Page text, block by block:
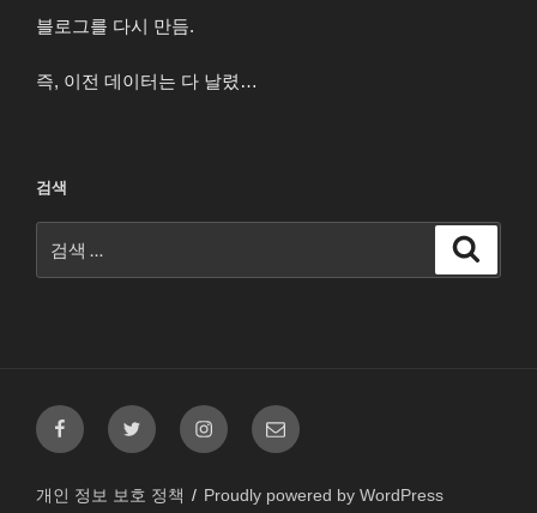
블로그를 다시 만듬.
즉, 이전 데이터는 다 날렸…
검색
색:
페
이
트
위
인
스
이
메
개인 정보 보호 정책 Proudly powered by WordPress